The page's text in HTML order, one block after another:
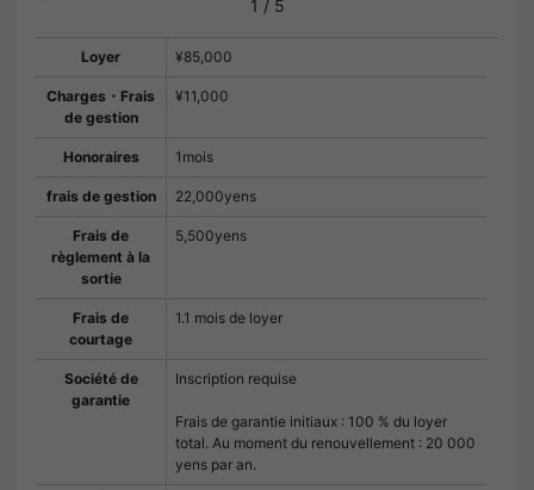
1 / 5
Loyer ¥85,000
Charges・Frais
de gestion
¥11,000
Honoraires 1mois
frais de gestion 22,000yens
Frais de
règlement à la
sortie
5,500yens
Frais de
courtage
1.1 mois de loyer
Société de
garantie
Inscription requise
Frais de garantie initiaux : 100 % du loyer
total. Au moment du renouvellement : 20 000
yens par an.